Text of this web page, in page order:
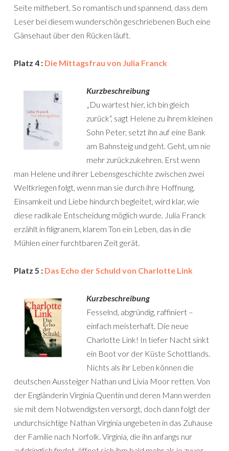
Seite mitfiebert. So romantisch und spannend, dass dem
Leser bei diesem wunderschön geschriebenen Buch eine
Gänsehaut über den Rücken läuft.
Platz 4 : Die Mittagsfrau von Julia Franck
Kurzbeschreibung
„Du wartest hier, ich bin gleich
zurück“, sagt Helene zu ihrem kleinen
Sohn Peter, setzt ihn auf eine Bank
am Bahnsteig und geht. Geht, um nie
mehr zurückzukehren. Erst wenn
man Helene und ihrer Lebensgeschichte zwischen zwei
Weltkriegen folgt, wenn man sie durch ihre Hoffnung,
Einsamkeit und Liebe hindurch begleitet, wird klar, wie
diese radikale Entscheidung möglich wurde. Julia Franck
erzählt in filigranem, klarem Ton ein Leben, das in die
Mühlen einer furchtbaren Zeit gerät.
Platz 5 : Das Echo der Schuld von Charlotte Link
Kurzbeschreibung
Fesselnd, abgründig, raffiniert –
einfach meisterhaft. Die neue
Charlotte Link! In tiefer Nacht sinkt
ein Boot vor der Küste Schottlands.
Nichts als ihr Leben können die
deutschen Aussteiger Nathan und Livia Moor retten. Von
der Engländerin Virginia Quentin und deren Mann werden
sie mit dem Notwendigsten versorgt, doch dann folgt der
undurchsichtige Nathan Virginia ungebeten in das Zuhause
der Familie nach Norfolk. Virginia, die ihn anfangs nur